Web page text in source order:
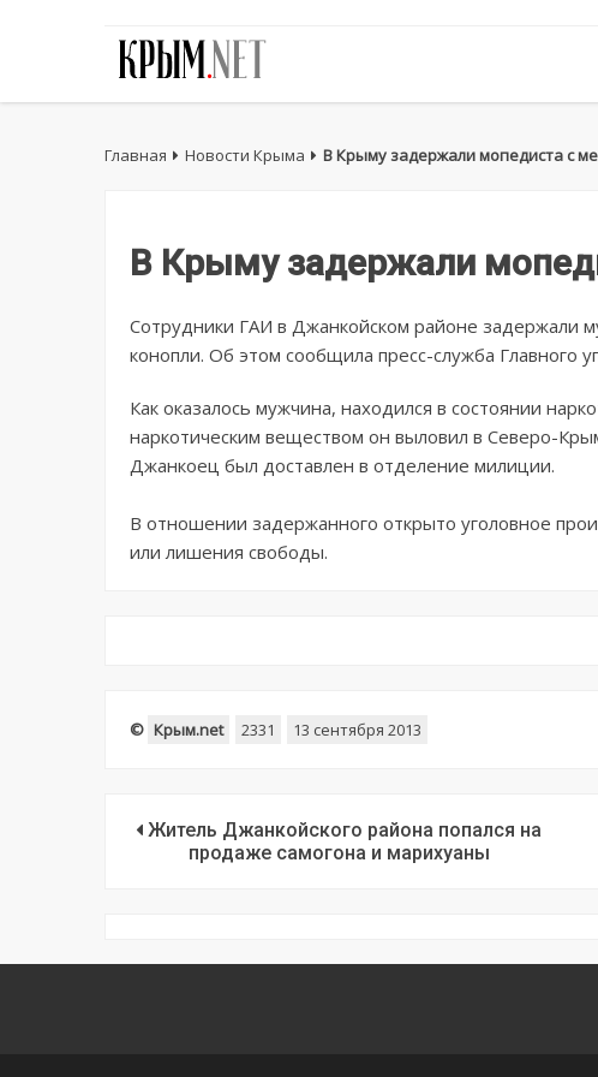
Главная Новости Крыма В Крыму задержали мопедиста с
В Крыму задержали
Сотрудники ГАИ в Джанкойском районе задержали
конопли. Об этом сообщила пресс-служба Главного
Как оказалось мужчина, находился в состоянии
наркотическим веществом он выловил в Северо-
Джанкоец был доставлен в отделение милиции.
В отношении задержанного открыто уголовное
или лишения свободы.
© Крым.net 2331 13 сентября 2013
Житель Джанкойского района попался на
продаже самогона и марихуаны